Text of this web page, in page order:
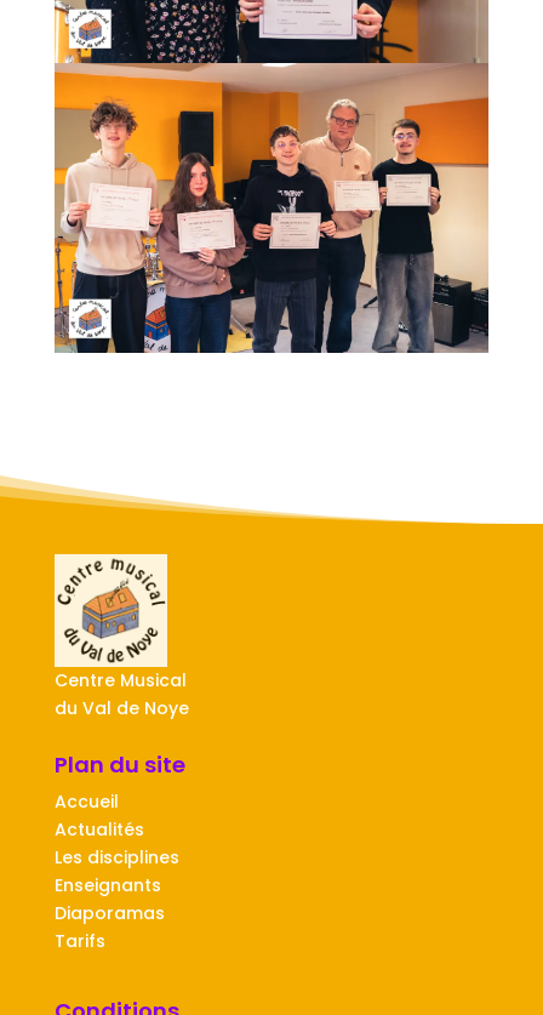
Centre Musical
du Val de Noye
Plan du site
Accueil
Actualités
Les disciplines
Enseignants
Diaporamas
Tarifs